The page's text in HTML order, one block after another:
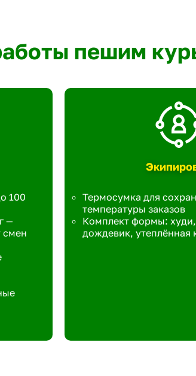
пешим
100
—
смен
Термосумка для
температуры заказов
Комплект формы:
дождевик, утеплённая